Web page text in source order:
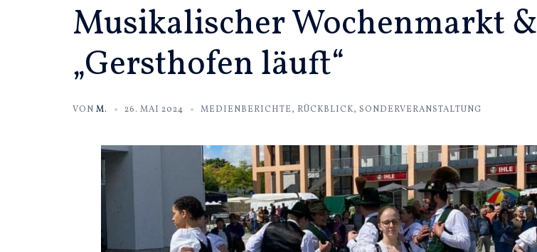
Musikalischer Wochenmarkt &
„Gersthofen läuft“
VON M. 26. MAI 2024 MEDIENBERICHTE, RÜCKBLICK, SONDERVERANSTALTUNG